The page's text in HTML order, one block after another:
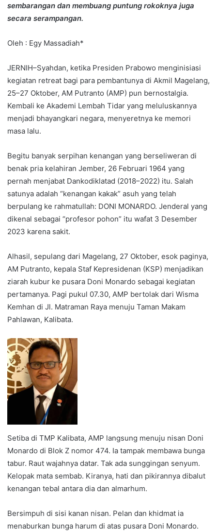
sembarangan dan membuang puntung rokoknya juga
secara serampangan.
Oleh : Egy Massadiah*
JERNIH–Syahdan, ketika Presiden Prabowo menginisiasi
kegiatan retreat bagi para pembantunya di Akmil Magelang,
25–27 Oktober, AM Putranto (AMP) pun bernostalgia.
Kembali ke Akademi Lembah Tidar yang meluluskannya
menjadi bhayangkari negara, menyeretnya ke memori
masa lalu.
Begitu banyak serpihan kenangan yang berseliweran di
benak pria kelahiran Jember, 26 Februari 1964 yang
pernah menjabat Dankodiklatad (2018–2022) itu. Salah
satunya adalah “kenangan kakak” asuh yang telah
berpulang ke rahmatullah: DONI MONARDO. Jenderal yang
dikenal sebagai “profesor pohon” itu wafat 3 Desember
2023 karena sakit.
Alhasil, sepulang dari Magelang, 27 Oktober, esok paginya,
AM Putranto, kepala Staf Kepresidenan (KSP) menjadikan
ziarah kubur ke pusara Doni Monardo sebagai kegiatan
pertamanya. Pagi pukul 07.30, AMP bertolak dari Wisma
Kemhan di Jl. Matraman Raya menuju Taman Makam
Pahlawan, Kalibata.
Setiba di TMP Kalibata, AMP langsung menuju nisan Doni
Monardo di Blok Z nomor 474. Ia tampak membawa bunga
tabur. Raut wajahnya datar. Tak ada sunggingan senyum.
Kelopak mata sembab. Kiranya, hati dan pikirannya dibalut
kenangan tebal antara dia dan almarhum.
Bersimpuh di sisi kanan nisan. Pelan dan khidmat ia
menaburkan bunga harum di atas pusara Doni Monardo.